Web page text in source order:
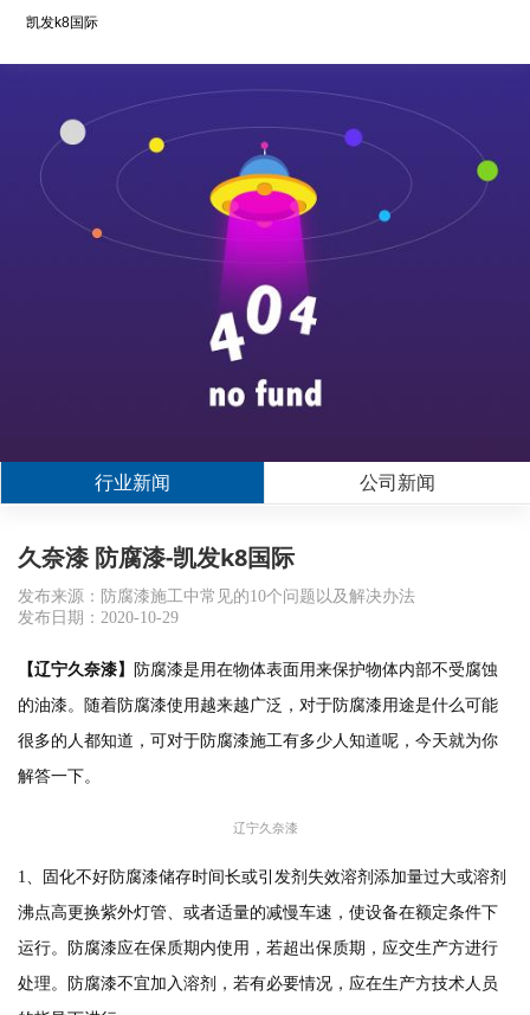
凯发k8国际
行业新闻 公司新闻
久奈漆 防腐漆-凯发k8国际
发布来源：防腐漆施工中常见的10个问题以及解决办法
发布日期：2020-10-29
【辽宁久奈漆】
防腐漆是用在物体表面用来保护物体内部不受腐蚀
的油漆。随着防腐漆使用越来越广泛，对于防腐漆用途是什么可能
很多的人都知道，可对于防腐漆施工有多少人知道呢，今天就为你
解答一下。
辽宁久奈漆
1、固化不好防腐漆储存时间长或引发剂失效溶剂添加量过大或溶剂
沸点高更换紫外灯管、或者适量的减慢车速，使设备在额定条件下
运行。防腐漆应在保质期内使用，若超出保质期，应交生产方进行
处理。防腐漆不宜加入溶剂，若有必要情况，应在生产方技术人员